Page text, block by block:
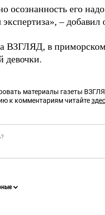
осознанность его
– добавил
ВЗГЛЯД, в
девочки.
материалы газеты
к комментариям читайте